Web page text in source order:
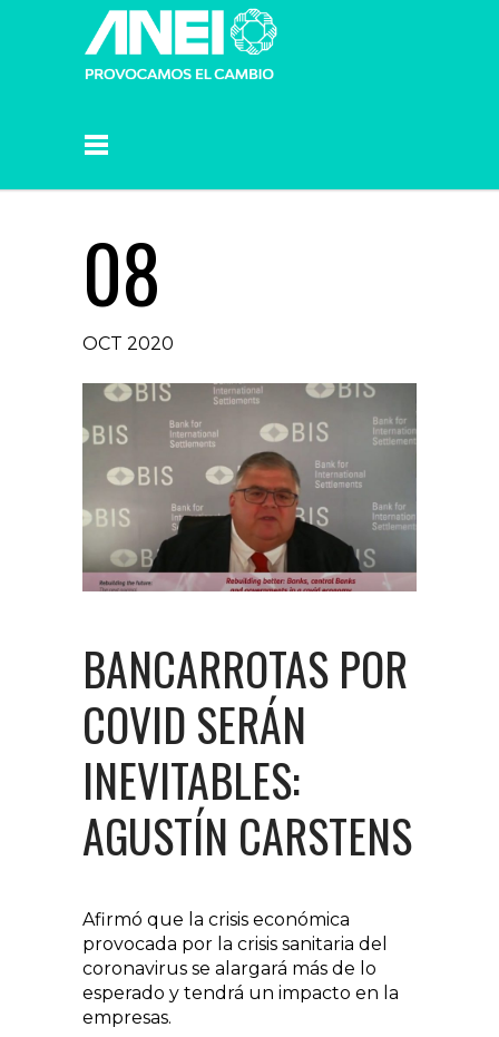
08
OCT 2020
BANCARROTAS POR
COVID SERÁN
INEVITABLES:
AGUSTÍN CARSTENS
Afirmó que la crisis económica
provocada por la crisis sanitaria del
coronavirus se alargará más de lo
esperado y tendrá un impacto en la
empresas.